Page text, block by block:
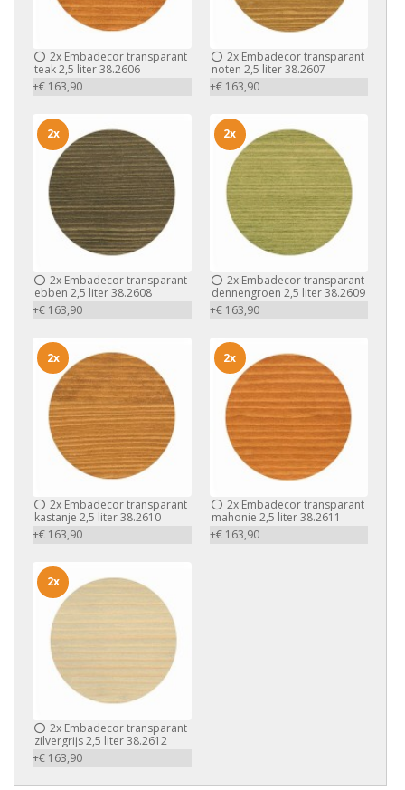
2x Embadecor transparant
teak 2,5 liter 38.2606
+€ 163,90
2xEmbadecor transparant
noten 2,5 liter 38.2607
+€ 163,90
2x Embadecor transparant
ebben 2,5 liter 38.2608
+€ 163,90
2x
2xEmbadecor transparant
dennengroen 2,5 liter 38.2609
+€ 163,90
2x
2x Embadecor transparant
kastanje 2,5 liter 38.2610
+€ 163,90
2x
2xEmbadecor transparant
mahonie 2,5 liter 38.2611
+€ 163,90
2x
2x Embadecor transparant
zilvergrijs 2,5 liter 38.2612
+€ 163,90
2x